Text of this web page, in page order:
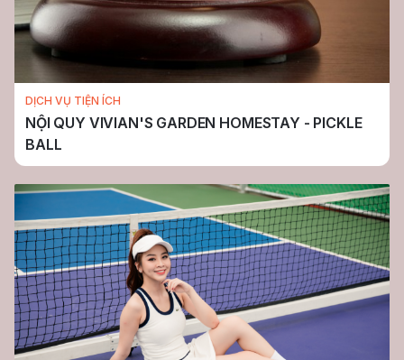
DỊCH VỤ TIỆN ÍCH
NỘI QUY VIVIAN'S GARDEN HOMESTAY - PICKLE
BALL